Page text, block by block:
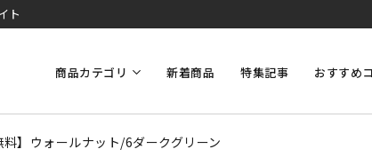
ト
商品カテゴリ 新着商品 特集記事 おすすめ
】ウォールナット/6ダークグリーン